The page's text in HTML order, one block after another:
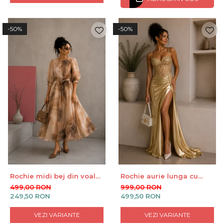
-50%
Rochie midi bej din voal
cu cordon in talie
499,00 RON
249,50 RON
VEZI VARIANTE
-50%
Rochie aurie lunga cu
corset si slit lateral
999,00 RON
499,50 RON
VEZI VARIANTE